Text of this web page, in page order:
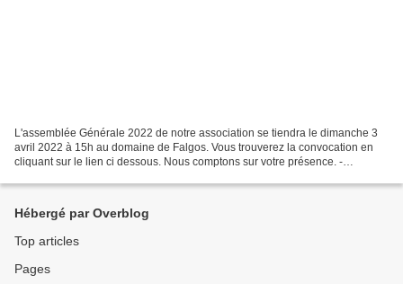
L'assemblée Générale 2022 de notre association se tiendra le dimanche 3
avril 2022 à 15h au domaine de Falgos. Vous trouverez la convocation en
cliquant sur le lien ci dessous. Nous comptons sur votre présence. -
Hébergé par Overblog
Top articles
Pages